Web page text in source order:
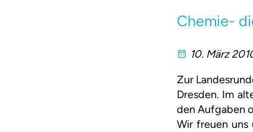
Chemie-
10. März
Zur
Dresden. Im
den Aufgaben
Wir freuen uns